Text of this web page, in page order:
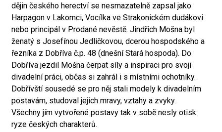
dějin českého herectví se nesmazatelně zapsal jako
Harpagon v Lakomci, Vocílka ve Strakonickém dudákovi
nebo principál v Prodané nevěstě. Jindřich Mošna byl
ženatý s Josefínou Jedličkovou, dcerou hospodského a
řezníka z Dobříva č.p. 48 (dnešní Stará hospoda). Do
Dobříva jezdil Mošna čerpat síly a inspiraci pro svoji
divadelní práci, občas si zahrál i s místními ochotníky.
Dobřívští sousedé se pro něj stali modely k divadelním
postavám, studoval jejich mravy, vztahy a zvyky.
Všechny jím vytvořené postavy tak v sobě nesly otisk
ryze českých charakterů.